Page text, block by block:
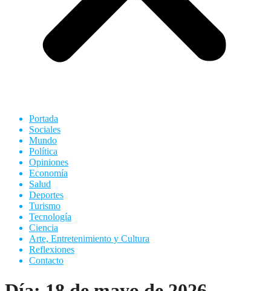
Portada
Sociales
Mundo
Política
Opiniones
Economía
Salud
Deportes
Turismo
Tecnología
Ciencia
Arte, Entretenimiento y Cultura
Reflexiones
Contacto